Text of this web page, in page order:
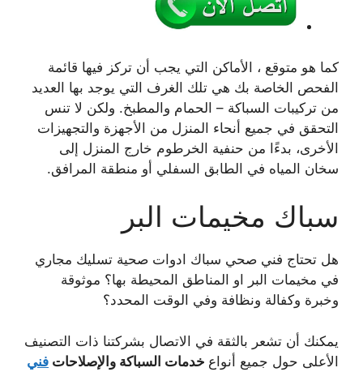
كما هو متوقع ، الأماكن التي يجب أن تركز فيها قائمة
الفحص الخاصة بك هي تلك الغرف التي يوجد بها العديد
من تركيبات السباكة – الحمام والمطبخ. ولكن لا تنس
التحقق في جميع أنحاء المنزل من الأجهزة والتجهيزات
الأخرى، بدءًا من حنفية الخرطوم خارج المنزل إلى
سخان المياه في الطابق السفلي أو منطقة المرافق.
سباك مخيمات البر
هل تحتاج فني صحي سباك ادوات صحية تسليك مجاري
في مخيمات البر او المناطق المحيطة بها؟ موثوقة
وخبرة وكفالة ونظافة وفي الوقت المحدد؟
يمكنك أن تشعر بالثقة في الاتصال بشركتنا ذات التصنيف
الأعلى حول جميع أنواع خدمات السباكة والإصلاحات فني